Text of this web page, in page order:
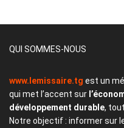
QUI SOMMES-NOUS
www.lemissaire.tg est un
qui met l’accent sur
développement durable,
Notre objectif : informer sur